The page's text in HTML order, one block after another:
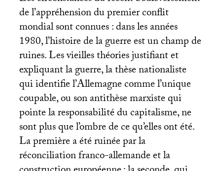
de l’appréhension du premier conflit
mondial sont connues : dans les années
1980, l’histoire de la guerre est un champ de
ruines. Les vieilles théories justifiant et
expliquant la guerre, la thèse nationaliste
qui identifie l’Allemagne comme l’unique
coupable, ou son antithèse marxiste qui
pointe la responsabilité du capitalisme, ne
sont plus que l’ombre de ce qu’elles ont été.
La première a été ruinée par la
réconciliation franco-allemande et la